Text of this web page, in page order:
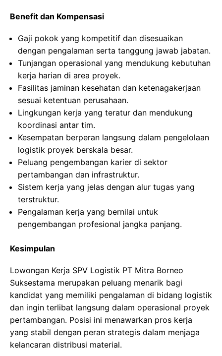
Benefit dan Kompensasi
Gaji pokok yang kompetitif dan disesuaikan
dengan pengalaman serta tanggung jawab jabatan.
Tunjangan operasional yang mendukung kebutuhan
kerja harian di area proyek.
Fasilitas jaminan kesehatan dan ketenagakerjaan
sesuai ketentuan perusahaan.
Lingkungan kerja yang teratur dan mendukung
koordinasi antar tim.
Kesempatan berperan langsung dalam pengelolaan
logistik proyek berskala besar.
Peluang pengembangan karier di sektor
pertambangan dan infrastruktur.
Sistem kerja yang jelas dengan alur tugas yang
terstruktur.
Pengalaman kerja yang bernilai untuk
pengembangan profesional jangka panjang.
Kesimpulan
Lowongan Kerja SPV Logistik PT Mitra Borneo
Suksestama merupakan peluang menarik bagi
kandidat yang memiliki pengalaman di bidang logistik
dan ingin terlibat langsung dalam operasional proyek
pertambangan. Posisi ini menawarkan pros kerja
yang stabil dengan peran strategis dalam menjaga
kelancaran distribusi material.